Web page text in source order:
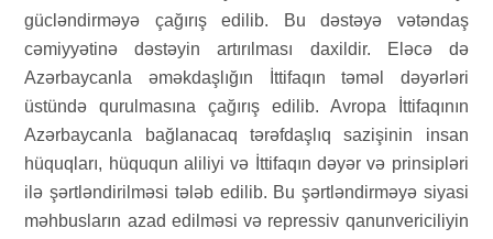
gücləndirməyə çağırış edilib. Bu dəstəyə vətəndaş
cəmiyyətinə dəstəyin artırılması daxildir. Eləcə də
Azərbaycanla əməkdaşlığın İttifaqın təməl dəyərləri
üstündə qurulmasına çağırış edilib. Avropa İttifaqının
Azərbaycanla bağlanacaq tərəfdaşlıq sazişinin insan
hüquqları, hüququn aliliyi və İttifaqın dəyər və prinsipləri
ilə şərtləndirilməsi tələb edilib. Bu şərtləndirməyə siyasi
məhbusların azad edilməsi və repressiv qanunvericiliyin